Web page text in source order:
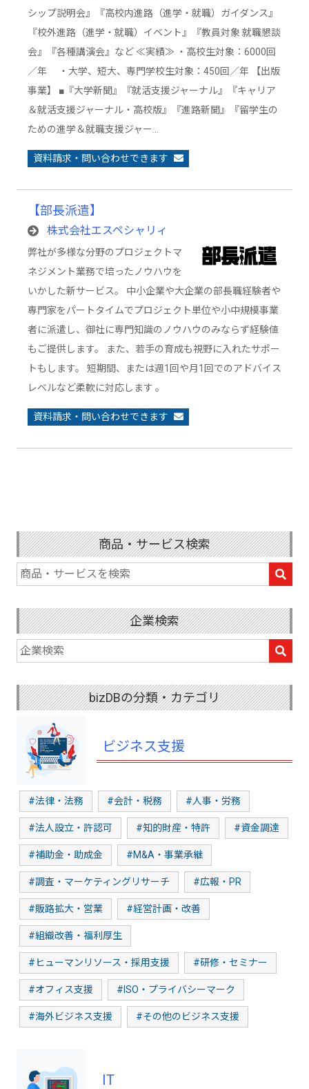
シップ説明会』『高校内進路（進学・就職）ガイダンス』
『校外進路（進学・就職）イベント』『教員対象 就職懇談
会』『各種講演会』など ≪実績≫ ・高校生対象：6000回
／年 ・大学、短大、専門学校生対象：450回／年 【出版
事業】 ■『大学新聞』『就活支援ジャーナル』『キャリア
＆就活支援ジャーナル・高校版』『進路新聞』『留学生の
ための進学＆就職支援ジャー…
資料請求・問い合わせできます
【部長派遣】
株式会社エスペシャリィ
弊社が多様な分野のプロジェクトマ
ネジメント業務で培ったノウハウを
いかした新サービス。 中小企業や大企業の部長職経験者や
専門家をパートタイムでプロジェクト単位や小中規模事業
者に派遣し、御社に専門知識のノウハウのみならず経験値
もご提供します。 また、若手の育成も視野に入れたサポー
トもします。 短期間、または週1回や月1回でのアドバイス
レベルなど柔軟に対応します 。
資料請求・問い合わせできます
商品・サービス検索
企業検索
bizDBの分類・カテゴリ
ビジネス支援
#法律・法務 #会計・税務 #人事・労務
#法人設立・許認可 #知的財産・特許 #資金調達
#補助金・助成金 #M&A・事業承継
#調査・マーケティングリサーチ #広報・PR
#販路拡大・営業 #経営計画・改善
#組織改善・福利厚生
#ヒューマンリソース・採用支援 #研修・セミナー
#オフィス支援 #ISO・プライバシーマーク
#海外ビジネス支援 #その他のビジネス支援
IT